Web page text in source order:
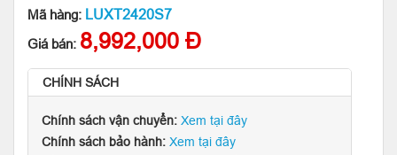
Mã hàng: LUXT2420S7
Giá bán: 8,992,000 Đ
CHÍNH SÁCH
Chính sách vận chuyển: Xem tại đây
Chính sách bảo hành: Xem tại đây